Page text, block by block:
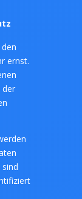
ernst.
der